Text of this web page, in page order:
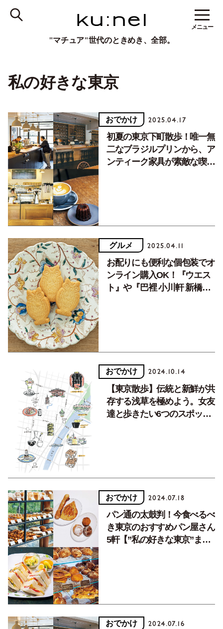
"マチュア"世代のときめき、全部。
メニュー
私の好きな東京
おでかけ 2025.04.17
初夏の東京下町散歩！唯一無
二なブラジルプリンから、ア
ンティーク家具が素敵な喫茶
グルメ 2025.04.11
お配りにも便利な個包装でオ
ンライン購入OK！『ウエス
ト』や『巴裡 小川軒 新橋
おでかけ 2024.10.14
【東京散歩】伝統と新鮮が共
存する浅草を極めよう。女友
達と歩きたい6つのスポット
おでかけ 2024.07.18
パン通の太鼓判！今食べるべ
き東京のおすすめパン屋さん
5軒【”私の好きな東京”まと
おでかけ 2024.07.16